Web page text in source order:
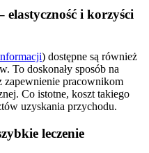
i korzyści
) dostępne są również
To doskonały sposób na
zapewnienie pracownikom
Co istotne, koszt takiego
uzyskania przychodu.
leczenie